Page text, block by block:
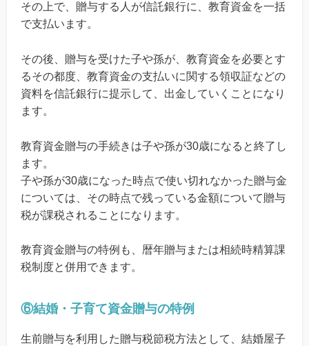
その上で、贈与する人が信託銀行に、教育資金を一括
で支払います。
その後、贈与を受けた子や孫が、教育資金を必要とす
るその都度、教育資金の支払いに関する領収証などの
資料を信託銀行に提示して、出金していくことになり
ます。
教育資金贈与の手続きは子や孫が30歳になると終了し
ます。
子や孫が30歳になった時点で使い切れなかった贈与金
については、その時点で残っている金額について贈与
税が課税されることになります。
教育資金贈与の特例も、暦年贈与または相続時精算課
税制度と併用できます。
⑥結婚・子育て資金贈与の特例
生前贈与を利用した贈与税節税方法として、結婚屋子